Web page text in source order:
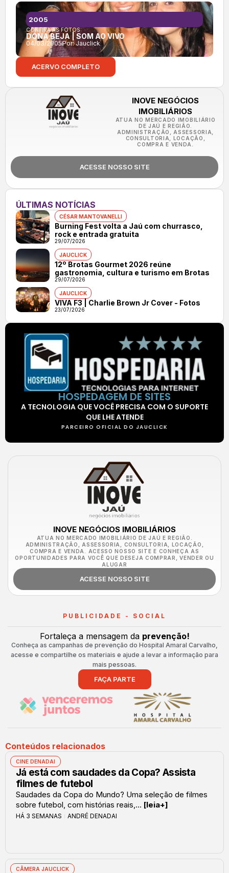
CONFIRA AS FOTOS:
DONA BEJA | SOM AO VIVO
04/03/2005Por:Jauclick
2005
ACERVO COMPLETO
INOVE NEGÓCIOS
IMOBILIÁRIOS
ATUA NO MERCADO IMOBILIÁRIO
DE JAÚ E REGIÃO.
ADMINISTRAÇÃO, ASSESSORIA,
CONSULTORIA, LOCAÇÃO,
COMPRA E VENDA.
ACESSE NOSSO SITE
ÚLTIMAS NOTÍCIAS
CÉSAR MANTOVANELLI
Burning Fest volta a Jaú com churrasco,
rock e entrada gratuita
29/07/2026
JAUCLICK
12º Brotas Gourmet 2026 reúne
gastronomia, cultura e turismo em Brotas
29/07/2026
JAUCLICK
VIVA F3 | Charlie Brown Jr Cover - Fotos
23/07/2026
HOSPEDAGEM DE SITES
A TECNOLOGIA QUE VOCÊ PRECISA COM O SUPORTE
QUE LHE ATENDE
PARCEIRO OFICIAL DO JAUCLICK
INOVE NEGÓCIOS IMOBILIÁRIOS
ATUA NO MERCADO IMOBILIÁRIO DE JAÚ E REGIÃO.
ADMINISTRAÇÃO, ASSESSORIA, CONSULTORIA, LOCAÇÃO,
COMPRA E VENDA. ACESSO NOSSO SITE E CONHEÇA AS
OPORTUNIDADES PARA VOCÊ QUE DESEJA COMPRAR, VENDER OU
ALUGAR
ACESSE NOSSO SITE
PUBLICIDADE - SOCIAL
Fortaleça a mensagem da prevenção!
Conheça as campanhas de prevenção do Hospital Amaral Carvalho,
acesse e compartilhe os materiais e ajude a levar a informação para
mais pessoas.
FAÇA PARTE
Conteúdos relacionados
CINE DENADAI
Já está com saudades da Copa? Assista
filmes de futebol
Saudades da Copa do Mundo? Uma seleção de filmes
sobre futebol, com histórias reais,... [leia+]
HÁ 3 SEMANAS ANDRÉ DENADAI
CÂMERA JAUCLICK